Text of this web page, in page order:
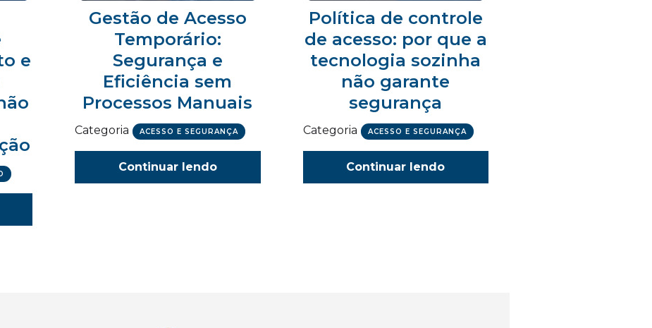
e
Gestão de Acesso
Temporário:
Segurança e
Eficiência sem
Processos Manuais
Categoria ACESSO E SEGURANÇA
Continuar lendo
Política de controle
de acesso: por que a
tecnologia sozinha
não garante
segurança
Categoria ACESSO E SEGURANÇA
Continuar lendo